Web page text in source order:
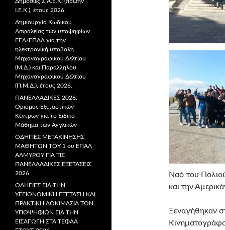
Ναό του
και την
Ξεναγήθηκαν
:
Ι.Ε.Κ.), έτους 2026.
Δημιουργία Κωδικού
Ασφαλείας των υποψηφίων
ΓΕΛ/ΕΠΑΛ για την
ηλεκτρονική υποβολή
Μηχανογραφικού Δελτίου
(Μ.Δ.) και Παράλληλου
Μηχανογραφικού Δελτίου
(Π.Μ.Δ.), έτους 2026.
ΠΑΝΕΛΛΑΔΙΚΕΣ 2026:
Ορισμός Εξεταστικών
Κέντρων για το Ειδικό
Μάθημα των Αγγλικών
ΟΔΗΓΙΕΣ ΜΕΤΑΚΙΝΗΣΗΣ
ΜΑΘΗΤΩΝ ΤΟΥ 1 ου ΕΠΑΛ
ΑΛΜΥΡΟΥ ΓΙΑ ΤΙΣ
ΠΑΝΕΛΛΑΔΙΚΕΣ ΕΞΕΤΑΣΕΙΣ
2026
ΟΔΗΓΙΕΣ ΓΙΑ ΤΗΝ
ΥΓΕΙΟΝΟΜΙΚΗ ΕΞΕΤΑΣΗ ΚΑΙ
ΠΡΑΚΤΙΚΗ ΔΟΚΙΜΑΣΙΑ ΤΩΝ
ΥΠΟΨΗΦΙΩΝ ΓΙΑ ΤΗΝ
ΕΙΣΑΓΩΓΗ ΣΤΑ ΤΕΦΑΑ